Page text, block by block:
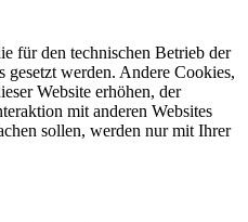
für den technischen Betrieb der
gesetzt werden. Andere Cookies,
Website erhöhen, der
mit anderen Websites
sollen, werden nur mit Ihrer